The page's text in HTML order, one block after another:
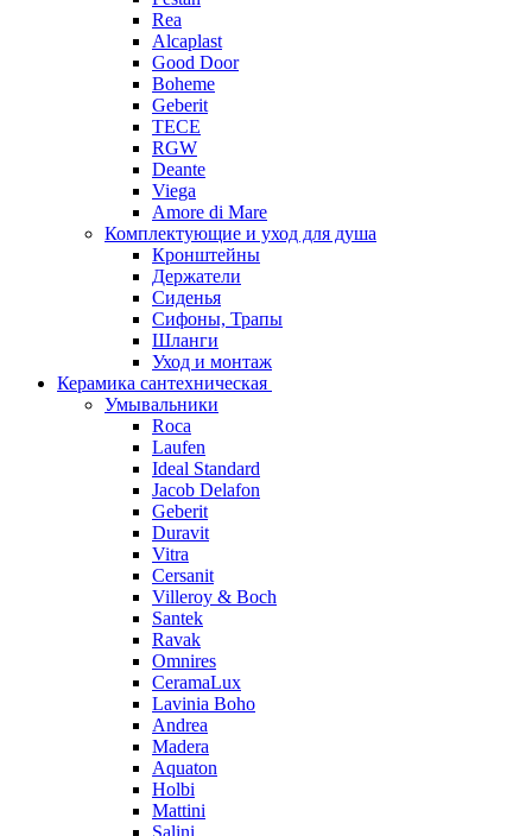
Rea
Alcaplast
Good Door
Boheme
Geberit
TECE
RGW
Deante
Viega
Amore di Mare
Комплектующие и уход для душа
Кронштейны
Держатели
Сиденья
Сифоны, Трапы
Шланги
Уход и монтаж
Керамика сантехническая
Умывальники
Roca
Laufen
Ideal Standard
Jacob Delafon
Geberit
Duravit
Vitra
Cersanit
Villeroy & Boch
Santek
Ravak
Omnires
CeramaLux
Lavinia Boho
Andrea
Madera
Aquaton
Holbi
Mattini
Salini